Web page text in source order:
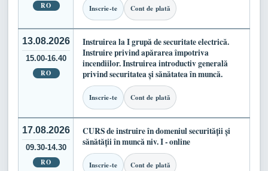
RO Inscrie-te Cont de plată
13.08.2026
15.00-16.40
RO
Instruirea la I grupă de securitate electrică.
Instruire privind apărarea împotriva
incendiilor. Instruirea introductiv generală
privind securitatea și sănătatea în muncă.
Inscrie-te Cont de plată
17.08.2026
09.30-14.30
RO
CURS de instruire în domeniul securității și
sănătății în muncă niv. I - online
Inscrie-te Cont de plată